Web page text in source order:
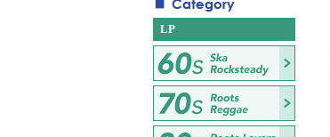
LP